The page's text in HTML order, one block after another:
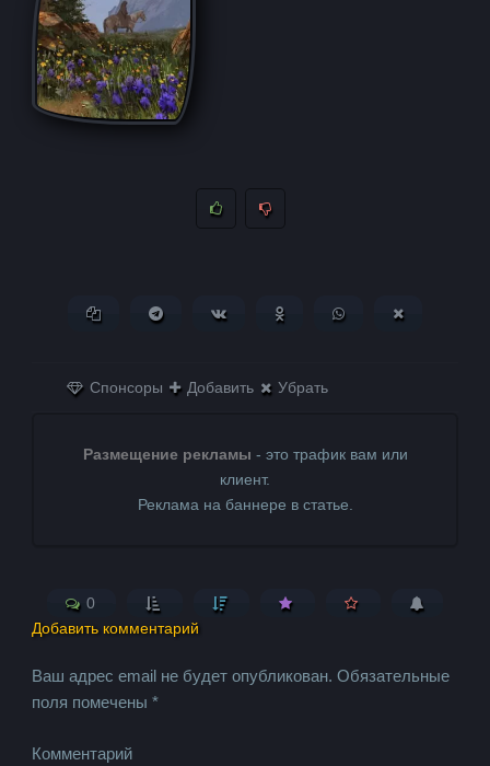
Копировать ссылкуПоделиться в Telegram
Поделиться ВКонтактеПоделиться в
Поделиться в
Спонсоры Добавить Убрать
Размещение рекламы - это трафик вам или
клиент.
Реклама на баннере в статье.
0
Добавить комментарий
Ваш адрес email не будет опубликован. Обязательные
поля помечены*
Комментарий